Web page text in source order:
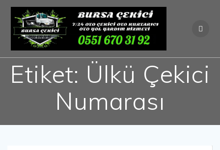
Skip
to
content
Etiket: Ülkü Çekici
Numarası